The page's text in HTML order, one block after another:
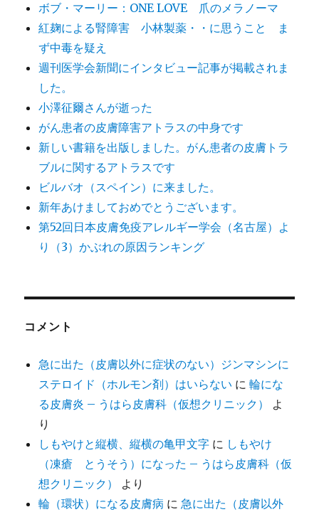
ボブ・マーリー：ONE LOVE 爪のメラノーマ
紅麹による腎障害 小林製薬・・に思うこと ま
ず中毒を疑え
週刊医学会新聞にインタビュー記事が掲載されま
した。
小澤征爾さんが逝った
がん患者の皮膚障害アトラスの中身です
新しい書籍を出版しました。がん患者の皮膚トラ
ブルに関するアトラスです
ビルバオ（スペイン）に来ました。
新年あけましておめでとうございます。
第52回日本皮膚免疫アレルギー学会（名古屋）よ
り（3）かぶれの原因ランキング
コメント
急に出た（皮膚以外に症状のない）ジンマシンに
ステロイド（ホルモン剤）はいらない に輪にな
る皮膚炎 – うはら皮膚科（仮想クリニック）
よ
り
しもやけと縦横、縦横の亀甲文字 に しもやけ
（凍瘡 とうそう）になった – うはら皮膚科（仮
想クリニック）
より
輪（環状）になる皮膚病 に急に出た（皮膚以外